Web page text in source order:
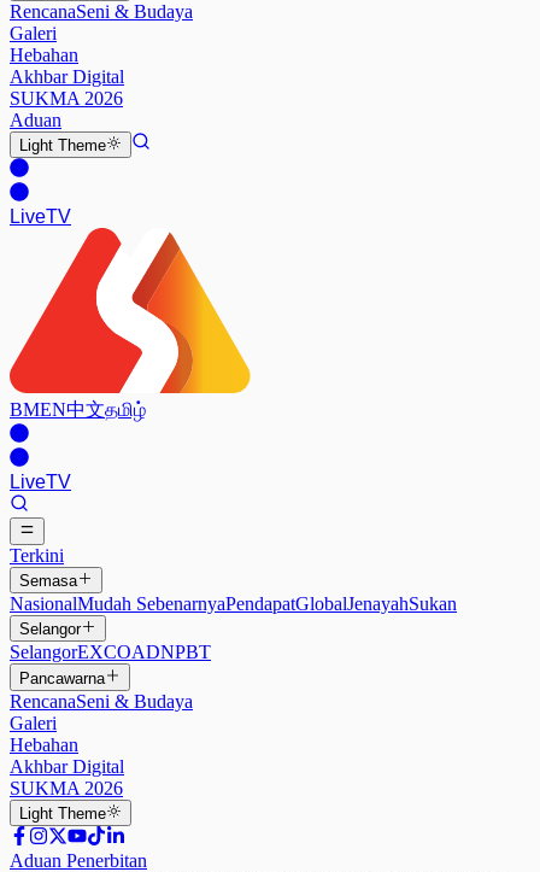
RencanaSeni & Budaya
Galeri
Hebahan
Akhbar Digital
SUKMA 2026
Aduan
Light Theme
LiveTV
BMEN中文தமிழ்
LiveTV
Terkini
Semasa
NasionalMudah SebenarnyaPendapatGlobalJenayahSukan
Selangor
SelangorEXCOADNPBT
Pancawarna
RencanaSeni & Budaya
Galeri
Hebahan
Akhbar Digital
SUKMA 2026
Light Theme
Aduan Penerbitan